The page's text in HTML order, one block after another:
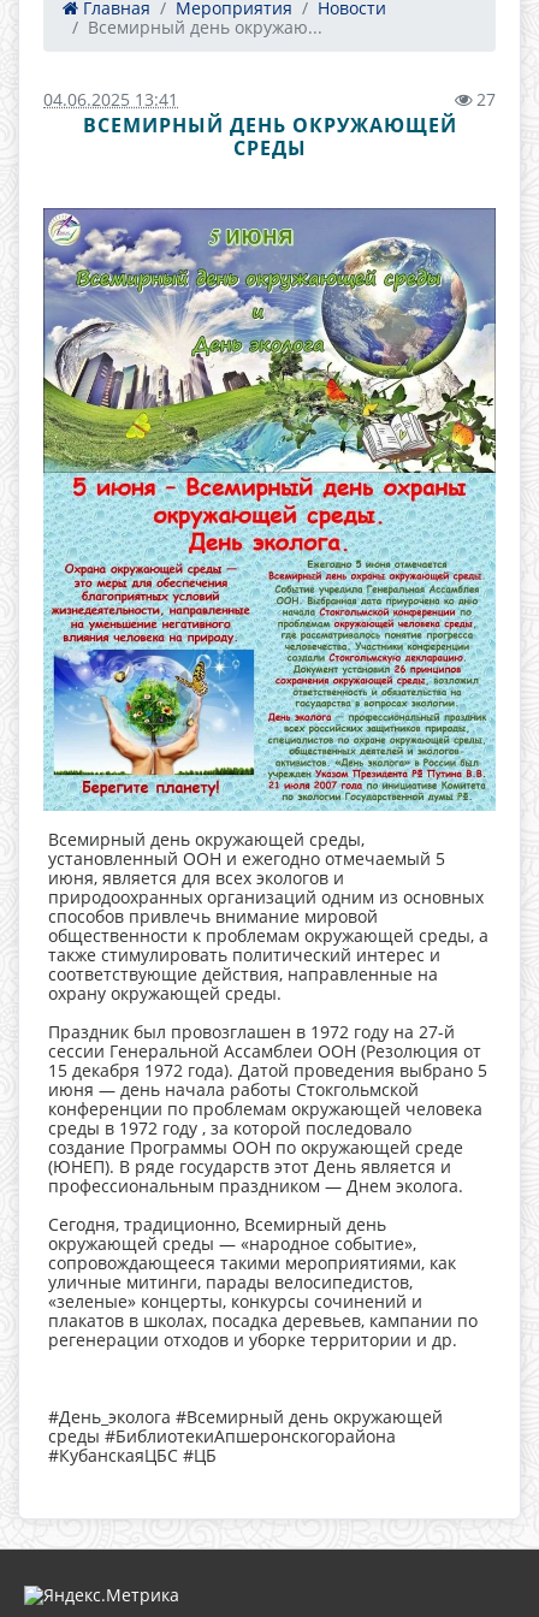
Главная Мероприятия
Новости
Всемирный день окружаю...
04.06.2025 13:41 27
ВСЕМИРНЫЙ ДЕНЬ ОКРУЖАЮЩЕЙ
СРЕДЫ
Всемирный день окружающей среды,
установленный ООН и ежегодно отмечаемый 5
июня, является для всех экологов и
природоохранных организаций одним из основных
способов привлечь внимание мировой
общественности к проблемам окружающей среды, а
также стимулировать политический интерес и
соответствующие действия, направленные на
охрану окружающей среды.
Праздник был провозглашен в 1972 году на 27-й
сессии Генеральной Ассамблеи ООН (Резолюция от
15 декабря 1972 года). Датой проведения выбрано 5
июня — день начала работы Стокгольмской
конференции по проблемам окружающей человека
среды в 1972 году , за которой последовало
создание Программы ООН по окружающей среде
(ЮНЕП). В ряде государств этот День является и
профессиональным праздником — Днем эколога.
Сегодня, традиционно, Всемирный день
окружающей среды — «народное событие»,
сопровождающееся такими мероприятиями, как
уличные митинги, парады велосипедистов,
«зеленые» концерты, конкурсы сочинений и
плакатов в школах, посадка деревьев, кампании по
регенерации отходов и уборке территории и др.
#День_эколога #Всемирный день окружающей
среды #БиблиотекиАпшеронскогорайона
#КубанскаяЦБС #ЦБ